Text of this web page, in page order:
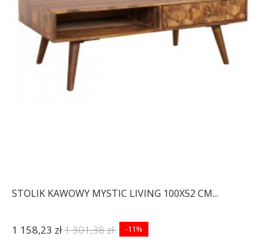
STOLIK KAWOWY MYSTIC LIVING 100X52 CM...
1 158,23 zł1 301,38 zł -11%